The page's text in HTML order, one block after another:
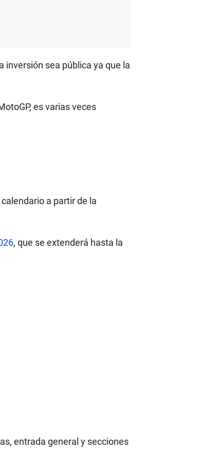
inversión sea pública ya que la
es varias veces
a partir de la
, que se extenderá hasta la
entrada general y secciones